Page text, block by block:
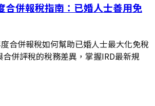
合併報稅指南：已婚人士善用免
合併報稅如何幫助已婚人士最大化免稅
併評稅的稅務差異，掌握IRD最新規